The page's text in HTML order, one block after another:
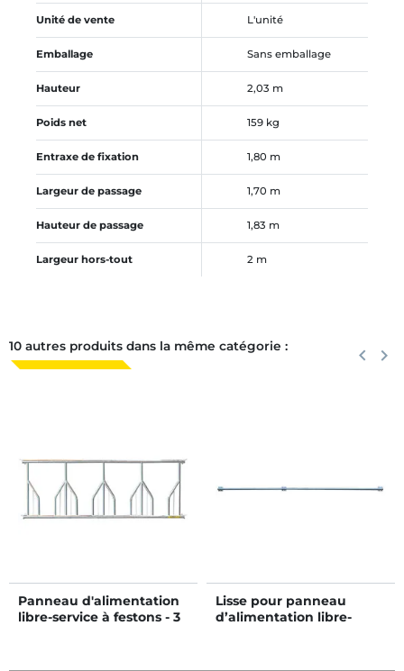
Unité de vente L'unité
Emballage Sans emballage
Hauteur 2,03 m
Poids net 159 kg
Entraxe de fixation 1,80 m
Largeur de passage 1,70 m
Hauteur de passage 1,83 m
Largeur hors-tout 2 m
10 autres produits dans la même catégorie : keyboard_arrow_left keyboard_arrow_right
Panneau d'alimentation
libre-service à festons - 3
Lisse pour panneau
d’alimentation libre-